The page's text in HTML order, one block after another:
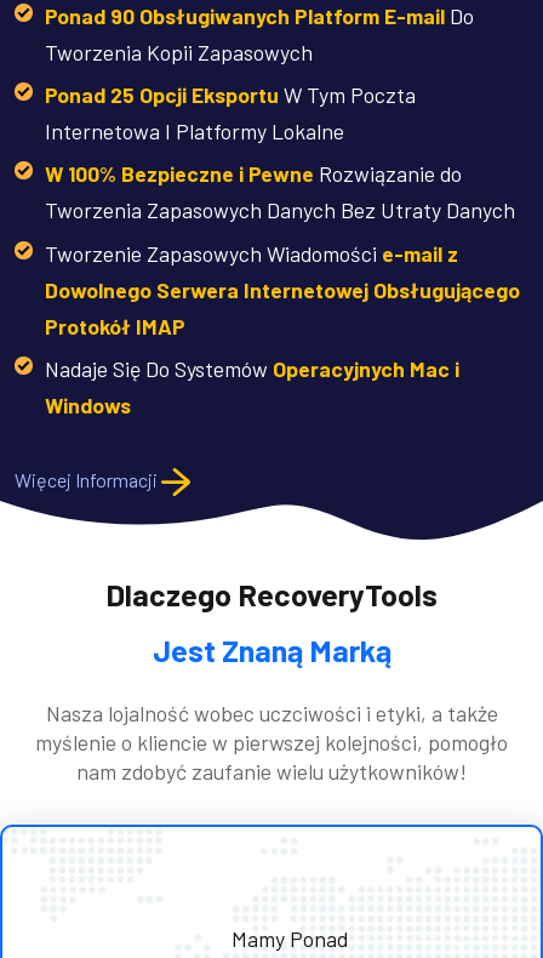
Ponad 90 Obsługiwanych Platform E-mailDo
Tworzenia Kopii Zapasowych
Ponad 25 Opcji Eksportu W Tym Poczta
Internetowa I Platformy Lokalne
W 100% Bezpieczne i Pewne Rozwiązanie do
Tworzenia Zapasowych Danych Bez Utraty Danych
Tworzenie Zapasowych Wiadomości e-mail z
Dowolnego Serwera Internetowej Obsługującego
Protokół IMAP
Nadaje Się Do Systemów Operacyjnych Mac i
Windows
Więcej Informacji
Dlaczego RecoveryTools
Jest Znaną Marką
Nasza lojalność wobec uczciwości i etyki, a także
myślenie o kliencie w pierwszej kolejności, pomogło
nam zdobyć zaufanie wielu użytkowników!
Mamy Ponad